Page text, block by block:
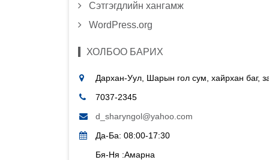
Сэтгэгдлийн хангамж
WordPress.org
ХОЛБОО БАРИХ
Дархан-Уул, Шарын гол сум, хайрхан баг,
7037-2345
d_sharyngol@yahoo.com
Да-Ба: 08:00-17:30
Бя-Ня :Амарна